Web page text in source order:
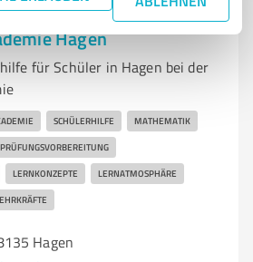
& Weiterbildung
Hagen
für Schüler in Hagen bei der
SCHÜLERHILFE MATHEMATIK
PRÜFUNGSVORBEREITUNG
LERNKONZEPTE LERNATMOSPHÄRE
Hagen